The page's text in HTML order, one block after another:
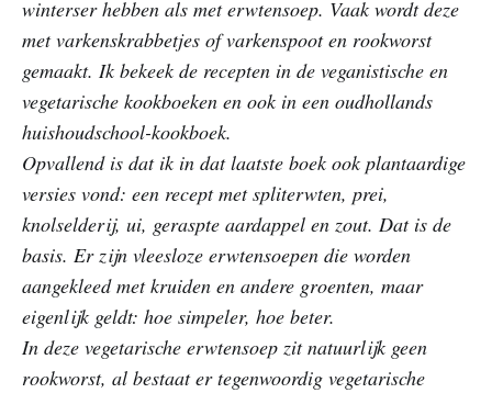
winterser hebben als met erwtensoep. Vaak wordt deze
met varkenskrabbetjes of varkenspoot en rookworst
gemaakt. Ik bekeek de recepten in de veganistische en
vegetarische kookboeken en ook in een oudhollands
huishoudschool-kookboek.
Opvallend is dat ik in dat laatste boek ook plantaardige
versies vond: een recept met spliterwten, prei,
knolselderij, ui, geraspte aardappel en zout. Dat is de
basis. Er zijn vleesloze erwtensoepen die worden
aangekleed met kruiden en andere groenten, maar
eigenlijk geldt: hoe simpeler, hoe beter.
In deze vegetarische erwtensoep zit natuurlijk geen
rookworst, al bestaat er tegenwoordig vegetarische